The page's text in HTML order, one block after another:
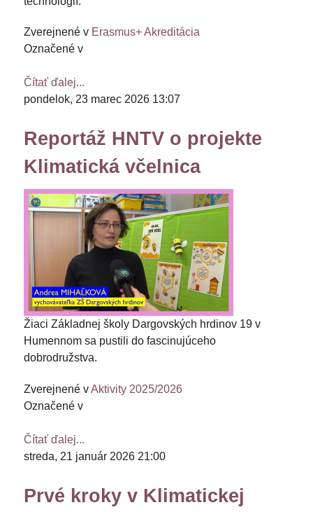
Zverejnené v Erasmus+ Akreditácia
Označené v
Čítať ďalej...
pondelok, 23 marec 2026 13:07
Reportáž HNTV o projekte
Klimatická včelnica
Žiaci Základnej školy Dargovských hrdinov 19 v
Humennom sa pustili do fascinujúceho
dobrodružstva.
Zverejnené vAktivity 2025/2026
Označené v
Čítať ďalej...
streda, 21 január 2026 21:00
Prvé kroky v Klimatickej